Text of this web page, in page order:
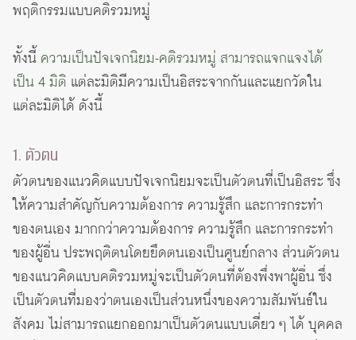
พฤติกรรมแบบคติรวมหมู่
ทั้งนี้ ความเป็นปัจเจกนิยม-คติรวมหมู่ สามารถแจกแจงได้
เป็น 4 มิติ แต่ละมิติมีความเป็นอิสระจากกันและแยกวัดใน
แต่ละมิติได้ ดังนี้
1. ตัวตน
ตัวตนของแนวคิดแบบปัจเจกนิยมจะเป็นตัวตนที่เป็นอิสระ ซึ่ง
ให้ความสำคัญกับความต้องการ ความรู้สึก และการกระทำ
ของตนเอง มากกว่าความต้องการ ความรู้สึก และการกระทำ
ของผู้อื่น ประพฤติตนโดยยึดตนเองเป็นศูนย์กลาง ส่วนตัวตน
ของแนวคิดแบบคติรวมหมู่จะเป็นตัวตนที่ต้องพึ่งพาผู้อื่น ซึ่ง
เป็นตัวตนที่มองว่าตนเองเป็นส่วนหนึ่งของความสัมพันธ์ใน
สังคม ไม่สามารถแยกออกมาเป็นตัวตนแบบเดี่ยว ๆ ได้ บุคคล